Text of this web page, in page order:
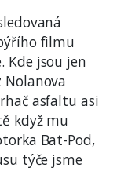
filmu
Kde jsou jen
Nolanova
asfaltu asi
když mu
Bat-Pod,
týče jsme